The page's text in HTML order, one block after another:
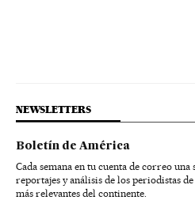
NEWSLETTERS
Boletín de América
Cada semana en tu cuenta de correo una
reportajes y análisis de los periodistas
más relevantes del continente.